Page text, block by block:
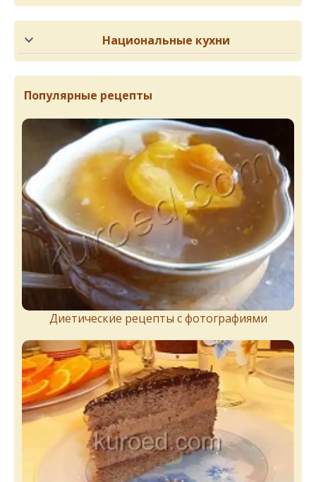
Национальные кухни
Популярные рецепты
Диетические рецепты с фотографиями